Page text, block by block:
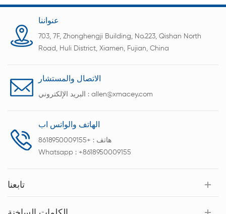
عنواننا
703, 7F, Zhonghengji Building, No.223, Qishan North
Road, Huli District, Xiamen, Fujian, China
الاتصال والمستشار
البريد الإلكتروني : allen@xmacey.com
الهاتف والواتس اب
هاتف : +8618950009155
Whatsapp : +8618950009155
تابعنا